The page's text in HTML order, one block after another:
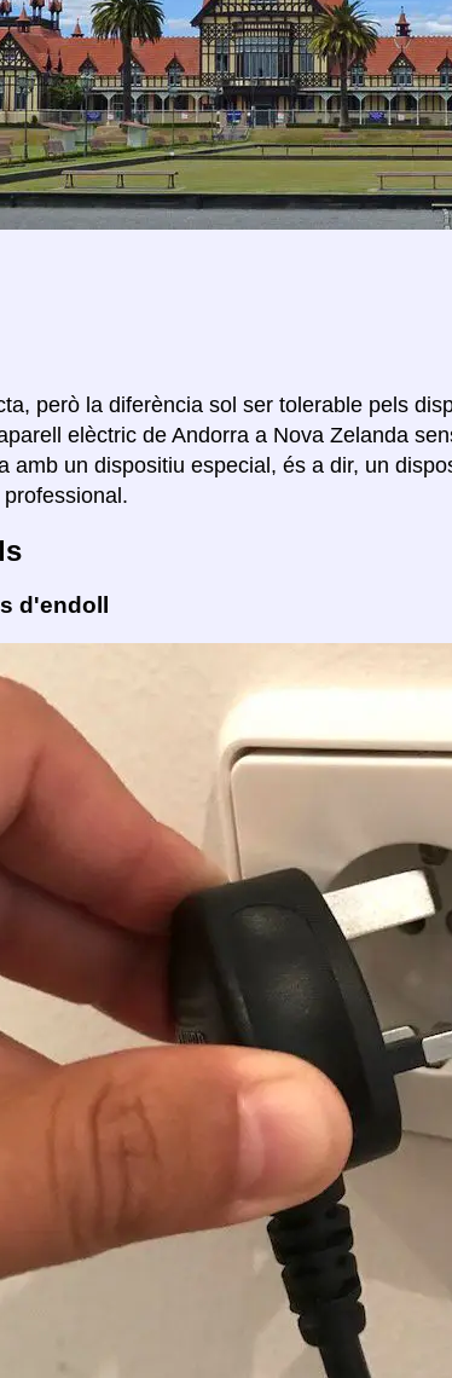
però la diferència sol ser tolerable pels
elèctric de Andorra a Nova Zelanda
amb un dispositiu especial, és a dir, un
d'endoll